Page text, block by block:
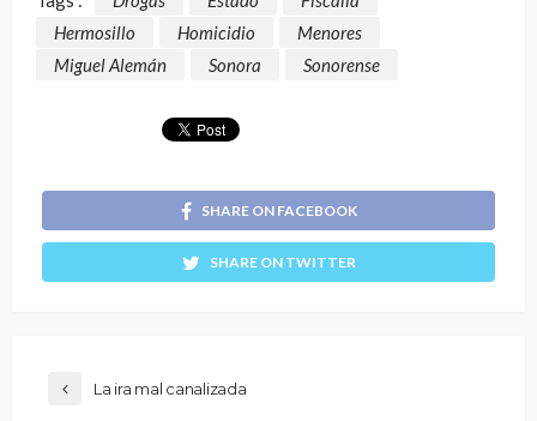
Hermosillo
Homicidio
Menores
Miguel Alemán
Sonora Sonorense
SHARE ON FACEBOOK
SHARE ON TWITTER
La ira mal canalizada